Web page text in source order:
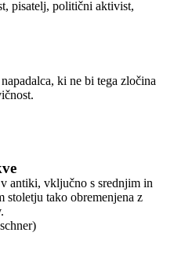
pisatelj, politični aktivist,
ki ne bi tega zločina
antiki, vključno s srednjim in
stoletju tako obremenjena z